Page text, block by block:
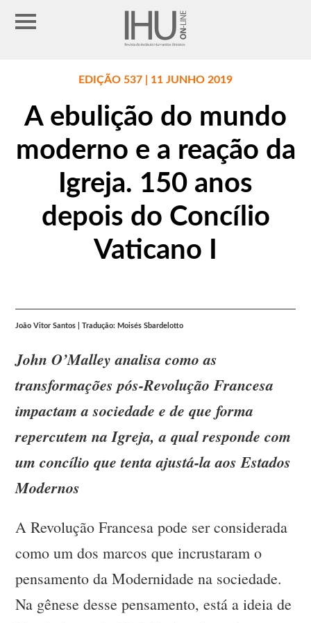
EDIÇÃO 537 | 11 JUNHO 2019
A ebulição do mundo
moderno e a reação da
Igreja. 150 anos
depois do Concílio
Vaticano I
João Vitor Santos | Tradução: Moisés Sbardelotto
John O’Malley analisa como as
transformações pós-Revolução Francesa
impactam a sociedade e de que forma
repercutem na Igreja, a qual responde com
um concílio que tenta ajustá-la aos Estados
Modernos
A Revolução Francesa pode ser considerada
como um dos marcos que incrustaram o
pensamento da Modernidade na sociedade.
Na gênese desse pensamento, está a ideia de